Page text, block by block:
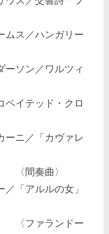
ガリー
ルツィ
・クロ
ヴァレ
〉
の女」
ドー